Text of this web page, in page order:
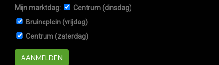
Mijn marktdag:
Centrum (dinsdag)
Bruineplein (vrijdag)
Centrum (zaterdag)
AANMELDEN